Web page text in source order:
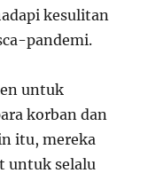
kesulitan
pandemi.
untuk
korban dan
itu, mereka
untuk selalu